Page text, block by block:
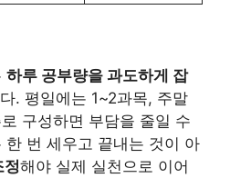
하루 공부량을 과도하게 잡
. 평일에는 1~2과목, 주말
구성하면 부담을 줄일 수
한 번 세우고 끝내는 것이 아
정해야 실제 실천으로 이어